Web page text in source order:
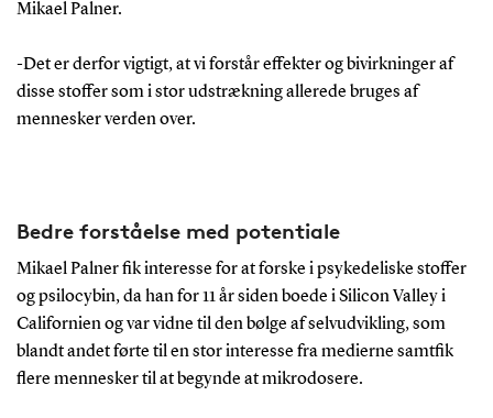
Mikael Palner.
-Det er derfor vigtigt, at vi forstår effekter og bivirkninger af
disse stoffer som i stor udstrækning allerede bruges af
mennesker verden over.
Bedre forståelse med potentiale
Mikael Palner fik interesse for at forske i psykedeliske stoffer
og psilocybin, da han for 11 år siden boede i Silicon Valley i
Californien og var vidne til den bølge af selvudvikling, som
blandt andet førte til en stor interesse fra medierne samtfik
flere mennesker til at begynde at mikrodosere.